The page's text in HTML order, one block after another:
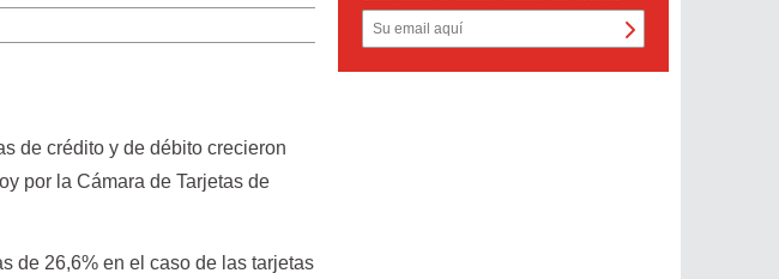
de crédito y de débito crecieron
por la Cámara de Tarjetas de
de 26,6% en el caso de las tarjetas